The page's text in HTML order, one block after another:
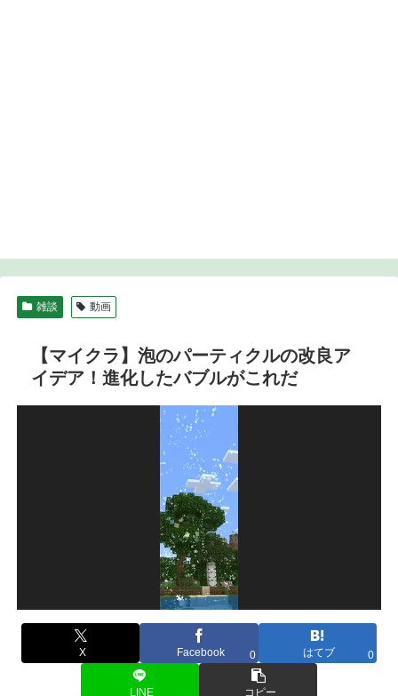
雑談 動画
【マイクラ】泡のパーティクルの改良ア
イデア！進化したバブルがこれだ
X Facebook 0 はてブ 0
LINE コピー